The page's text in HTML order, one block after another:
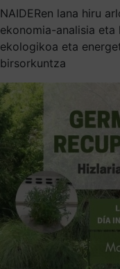
NAIDERen lana hiru
ekonomia-analisia
ekologikoa eta
birsorkuntza